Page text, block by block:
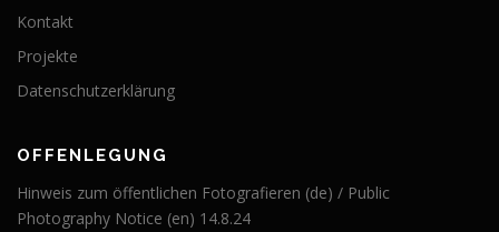
Kontakt
Projekte
Datenschutzerklärung
OFFENLEGUNG
Hinweis zum öffentlichen Fotografieren (de) / Public
Photography Notice (en) 14.8.24